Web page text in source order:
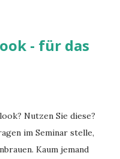
- für das
Nutzen Sie diese?
im Seminar stelle,
Kaum jemand